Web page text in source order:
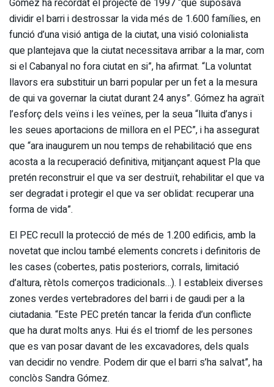
Gómez ha recordat el projecte de 1997 “que suposava
dividir el barri i destrossar la vida més de 1.600 famílies, en
funció d’una visió antiga de la ciutat, una visió colonialista
que plantejava que la ciutat necessitava arribar a la mar, com
si el Cabanyal no fora ciutat en si”, ha afirmat. “La voluntat
llavors era substituir un barri popular per un fet a la mesura
de qui va governar la ciutat durant 24 anys”. Gómez ha agraït
l’esforç dels veïns i les veïnes, per la seua “lluita d’anys i
les seues aportacions de millora en el PEC”, i ha assegurat
que “ara inaugurem un nou temps de rehabilitació que ens
acosta a la recuperació definitiva, mitjançant aquest Pla que
pretén reconstruir el que va ser destruït, rehabilitar el que va
ser degradat i protegir el que va ser oblidat: recuperar una
forma de vida”.
El PEC recull la protecció de més de 1.200 edificis, amb la
novetat que inclou també elements concrets i definitoris de
les cases (cobertes, patis posteriors, corrals, limitació
d’altura, rètols comerços tradicionals…). I estableix diverses
zones verdes vertebradores del barri i de gaudi per a la
ciutadania. “Este PEC pretén tancar la ferida d’un conflicte
que ha durat molts anys. Hui és el triomf de les persones
que es van posar davant de les excavadores, dels quals
van decidir no vendre. Podem dir que el barri s’ha salvat”, ha
conclòs Sandra Gómez.